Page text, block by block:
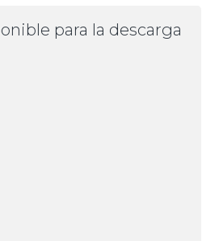
para la descarga